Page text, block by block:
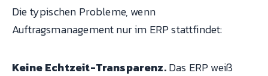
Die typischen Probleme, wenn
Auftragsmanagement nur im ERP stattfindet:
Keine Echtzeit-Transparenz.Das ERP weiß